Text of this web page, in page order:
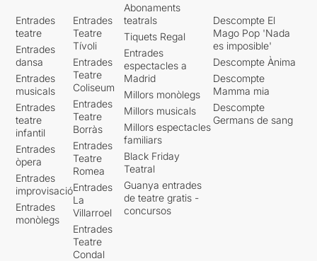
Entrades
teatre
Entrades
dansa
Entrades
musicals
Entrades
teatre
infantil
Entrades
òpera
Entrades
improvisació
Entrades
monòlegs
Entrades
Teatre
Tívoli
Entrades
Teatre
Coliseum
Entrades
Teatre
Borràs
Entrades
Teatre
Romea
Entrades
La
Villarroel
Entrades
Teatre
Condal
Abonaments
teatrals
Tiquets Regal
Entrades
espectacles a
Madrid
Millors monòlegs
Millors musicals
Millors espectacles
familiars
Black Friday
Teatral
Guanya entrades
de teatre gratis -
concursos
Descompte El
Mago Pop 'Nada
es imposible'
Descompte Ànima
Descompte
Mamma mia
Descompte
Germans de sang